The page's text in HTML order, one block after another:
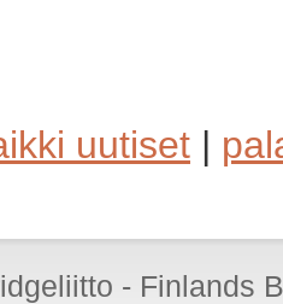
uutiset |
- Finlands